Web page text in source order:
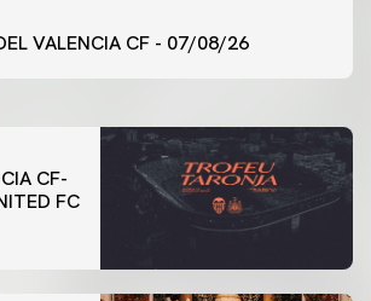
VALENCIA CF - 07/08/26
DEL VALENCIA CF 7/8/2026
CF-
FC